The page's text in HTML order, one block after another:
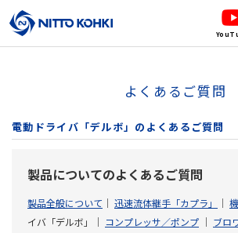
よくあるご質問
電動ドライバ「デルボ」のよくあるご質問
製品についてのよくあるご質問
製品全般について ｜ 迅速流体継手「カプラ」 ｜
イバ「デルボ」
｜ コンプレッサ／ポンプ ｜ ブロ